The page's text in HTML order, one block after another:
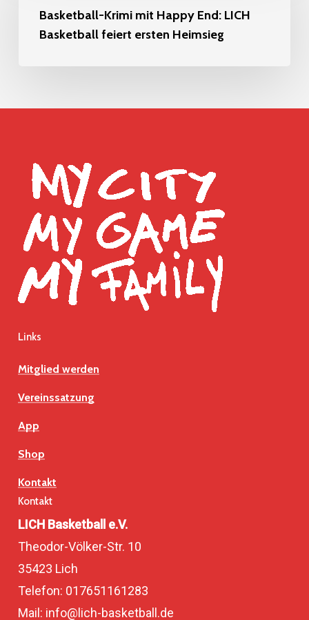
Happy
Heimsieg
Basketball-Krimi mit Happy End: LICH
Basketball feiert ersten Heimsieg
Links
Mitglied werden
Vereinssatzung
App
Shop
Kontakt
Kontakt
LICH Basketball e.V.
Theodor-Völker-Str. 10
35423 Lich
Telefon: 017651161283
Mail: info@lich-basketball.de